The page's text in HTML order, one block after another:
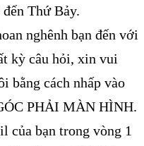
Thứ Bảy.
nghênh bạn đến với
kỳ câu hỏi, xin vui
bằng cách nhấp vào
PHẢI MÀN HÌNH.
của bạn trong vòng 1